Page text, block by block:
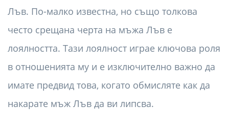
Лъв. По-малко известна, но също толкова
често срещана черта на мъжа Лъв е
лоялността. Тази лоялност играе ключова роля
в отношенията му и е изключително важно да
имате предвид това, когато обмисляте как да
накарате мъж Лъв да ви липсва.